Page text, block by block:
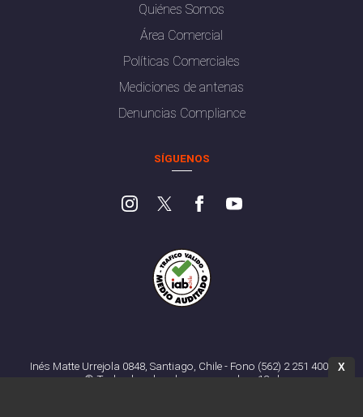
Quiénes Somos
Área Comercial
Políticas Comerciales
Mediciones de antenas
Denuncias Compliance
SÍGUENOS
Inés Matte Urrejola 0848, Santiago, Chile - Fono (562) 2 251 4000
© Todos los derechos reservados. 13.cl
X